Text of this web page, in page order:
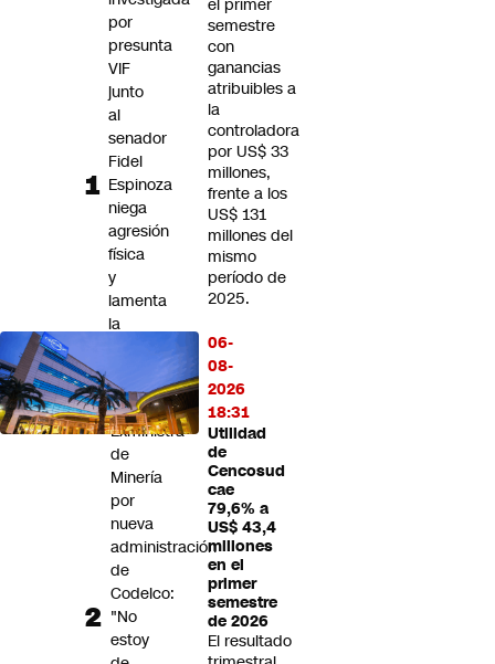
el primer
semestre
con
ganancias
atribuibles a
la
controladora
por US$ 33
millones,
frente a los
US$ 131
millones del
mismo
período de
2025.
06-
08-
2026
18:31
Utilidad
de
Cencosud
cae
79,6% a
US$ 43,4
millones
en el
primer
semestre
de 2026
El resultado
por
presunta
VIF
junto
al
senador
Fidel
Espinoza
niega
agresión
física
y
lamenta
la
difusión
caso
Exministra
de
Minería
por
nueva
administración
de
Codelco:
"No
estoy